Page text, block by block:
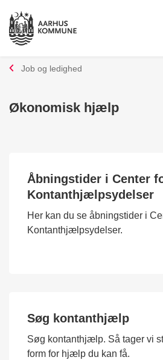
Job og ledighed
Økonomisk hjælp
Åbningstider i Center
Kontanthjælpsydelser
Her kan du se åbningstider i
Kontanthjælpsydelser.
Søg kontanthjælp
Søg kontanthjælp. Så tager vi
form for hjælp du kan få.